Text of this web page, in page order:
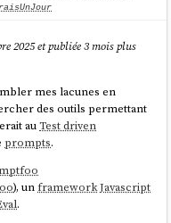
web, et un
conversationnel web
prompt, qui contient
de la conversation, et
taille maximale de
des données externes —
2025 et publiée 3 mois plus
mes lacunes en
des outils permettant
auTest driven
prompts.
), unframeworkJavascript
.